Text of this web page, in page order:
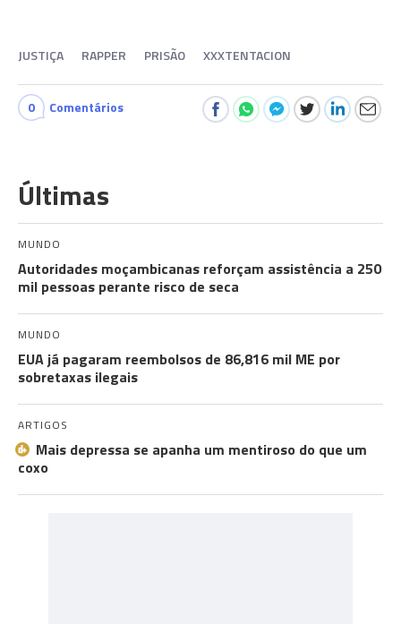
JUSTIÇA RAPPER PRISÃO XXXTENTACION
0 Comentários
Últimas
MUNDO
Autoridades moçambicanas reforçam assistência a 250
mil pessoas perante risco de seca
MUNDO
EUA já pagaram reembolsos de 86,816 mil ME por
sobretaxas ilegais
ARTIGOS
Mais depressa se apanha um mentiroso do que um
coxo